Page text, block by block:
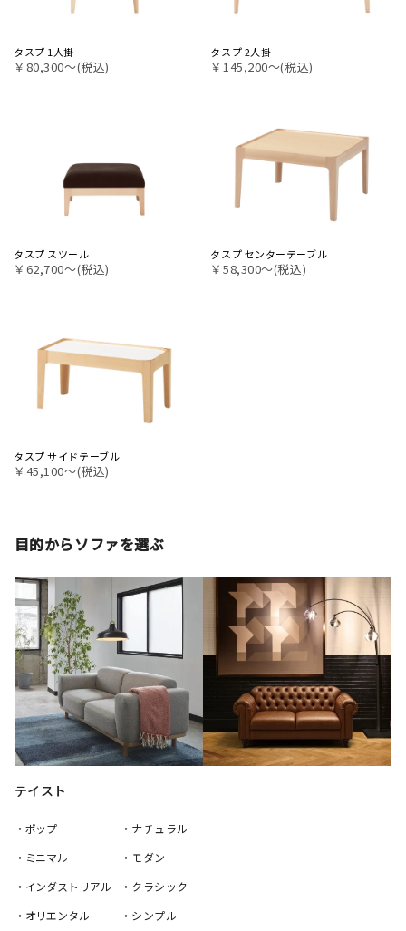
タスプ 1人掛
￥80,300〜(税込)
タスプ 2人掛
￥145,200〜(税込)
タスプ スツール
￥62,700〜(税込)
タスプ センターテーブル
￥58,300〜(税込)
タスプ サイドテーブル
￥45,100〜(税込)
目的からソファを選ぶ
テイスト
・ポップ
・ミニマル
・インダストリアル
・オリエンタル
・ナチュラル
・モダン
・クラシック
・シンプル